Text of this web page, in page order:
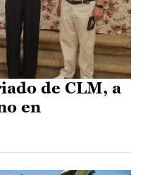
de CLM, a
en